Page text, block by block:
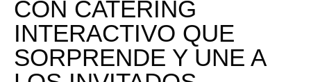
CON CATERING
INTERACTIVO QUE
SORPRENDE Y UNE A